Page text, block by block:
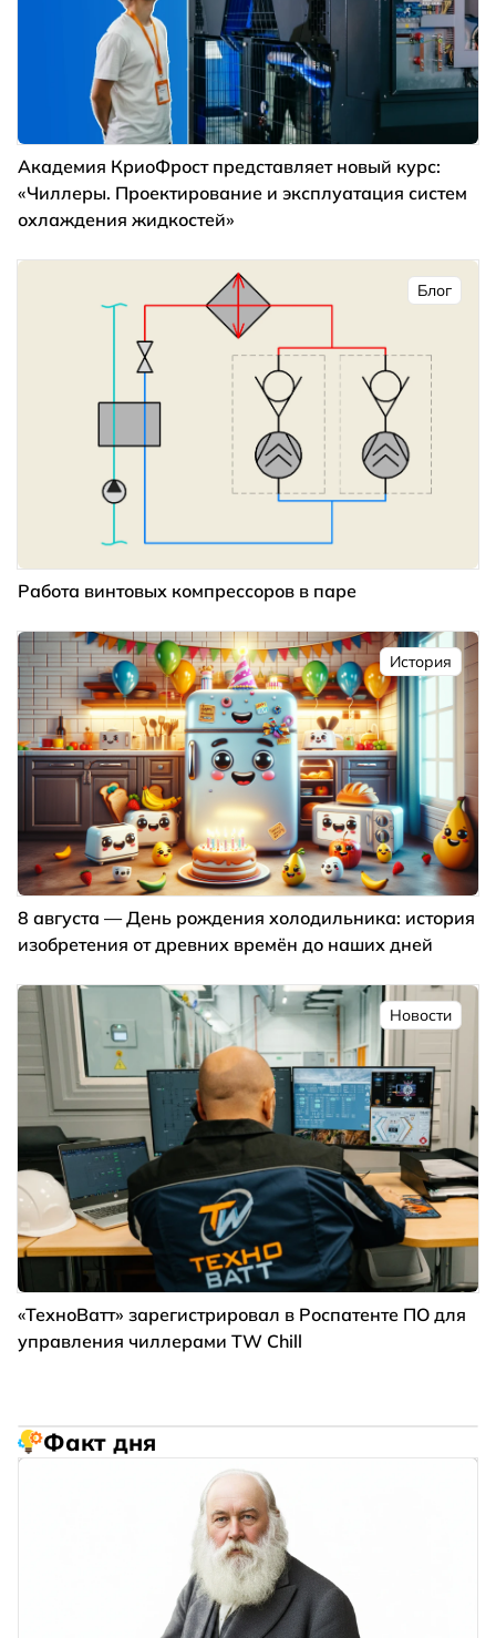
Академия КриоФрост представляет новый курс:
«Чиллеры. Проектирование и эксплуатация систем
охлаждения жидкостей»
Блог
Работа винтовых компрессоров в паре
История
8 августа — День рождения холодильника: история
изобретения от древних времён до наших дней
Новости
«ТехноВатт» зарегистрировал в Роспатенте ПО для
управления чиллерами TW Chill
Факт дня